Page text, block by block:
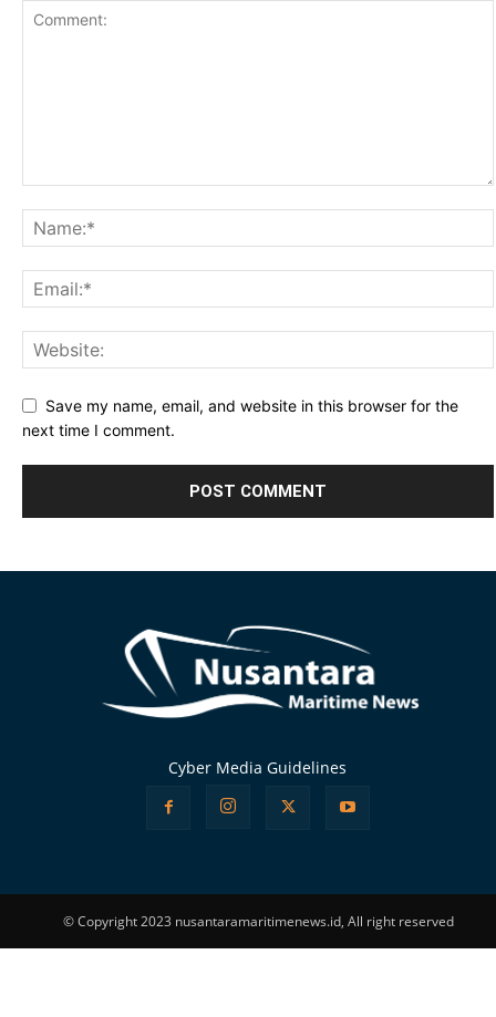
Save my name, email, and website in this browser for the
next time I comment.
Cyber Media Guidelines
© Copyright 2023 nusantaramaritimenews.id, All right reserved